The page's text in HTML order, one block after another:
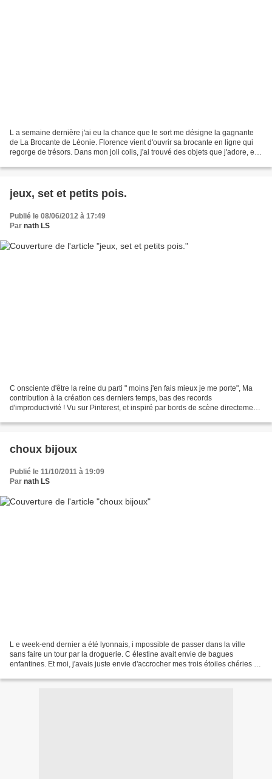
L a semaine dernière j'ai eu la chance que le sort me désigne la gagnante
de La Brocante de Léonie. Florence vient d'ouvrir sa brocante en ligne qui
regorge de trésors. Dans mon joli colis, j'ai trouvé des objets que j'adore, elle
jeux, set et petits pois.
Publié le 08/06/2012 à 17:49
Par nath LS
C onsciente d'être la reine du parti " moins j'en fais mieux je me porte", Ma
contribution à la création ces derniers temps, bas des records
d'improductivité ! Vu sur Pinterest, et inspiré par bords de scène directement,
choux bijoux
Publié le 11/10/2011 à 19:09
Par nath LS
L e week-end dernier a été lyonnais, i mpossible de passer dans la ville
sans faire un tour par la droguerie. C élestine avait envie de bagues
enfantines. Et moi, j'avais juste envie d'accrocher mes trois étoiles chéries à